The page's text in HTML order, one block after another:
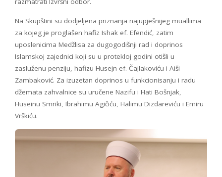
Na Skupštini su dodjeljena priznanja najupješnijeg muallima
za kojeg je proglašen hafiz Ishak ef. Efendić, zatim
uposlenicima Medžlisa za dugogodišnji rad i doprinos
Islamskoj zajednici koji su u protekloj godini otišli u
zasluženu penziju, hafizu Husejn ef. Čajlakoviću i Aiši
Zambaković. Za izuzetan doprinos u funkcionisanju i radu
džemata zahvalnice su uručene Nazifu i Hati Bošnjak,
Huseinu Smriki, Ibrahimu Agičiću, Halimu Dizdareviću i Emiru
Vrškiću.